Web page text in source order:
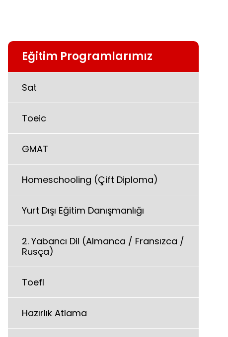
Eğitim Programlarımız
Sat
Toeic
GMAT
Homeschooling (Çift Diploma)
Yurt Dışı Eğitim Danışmanlığı
2. Yabancı Dil (Almanca / Fransızca /
Rusça)
Toefl
Hazırlık Atlama